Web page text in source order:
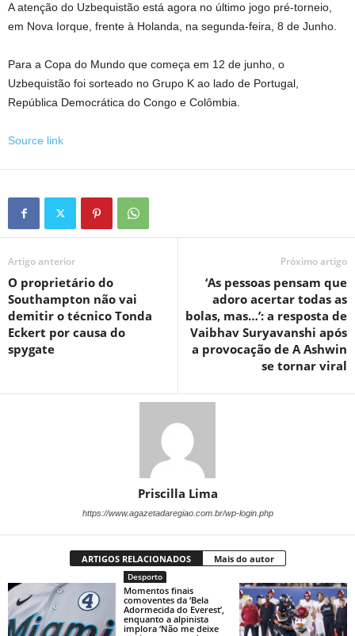
A atenção do Uzbequistão está agora no último jogo pré-torneio,
em Nova Iorque, frente à Holanda, na segunda-feira, 8 de Junho.
Para a Copa do Mundo que começa em 12 de junho, o
Uzbequistão foi sorteado no Grupo K ao lado de Portugal,
República Democrática do Congo e Colômbia.
Source link
Artigo anterior
O proprietário do
Southampton não vai
demitir o técnico Tonda
Eckert por causa do
spygate
Próximo artigo
‘As pessoas pensam que
adoro acertar todas as
bolas, mas…’: a resposta de
Vaibhav Suryavanshi após
a provocação de A Ashwin
se tornar viral
Priscilla Lima
https://www.agazetadaregiao.com.br/wp-login.php
ARTIGOS RELACIONADOS Mais do autor
Desporto
Momentos finais
comoventes da ‘Bela
Adormecida do Everest’,
enquanto a alpinista
implora ‘Não me deixe